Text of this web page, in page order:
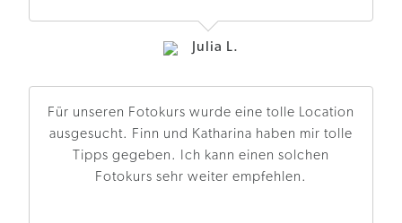
Julia L.
Für unseren Fotokurs wurde eine tolle Location
ausgesucht. Finn und Katharina haben mir tolle
Tipps gegeben. Ich kann einen solchen
Fotokurs sehr weiter empfehlen.